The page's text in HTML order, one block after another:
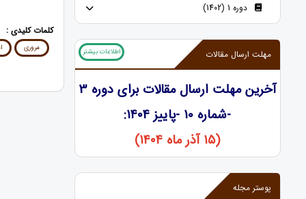
دوره 1 (1402)
مهلت ارسال مقالات اطلاعات بیشتر
آخرین مهلت ارسال مقالات برای دوره 3
-شماره 10 -پاییز ۱۴۰4:
(۱۵ آذر ماه ۱۴۰4)
پوستر مجله
کلمات کلیدی :
مروری